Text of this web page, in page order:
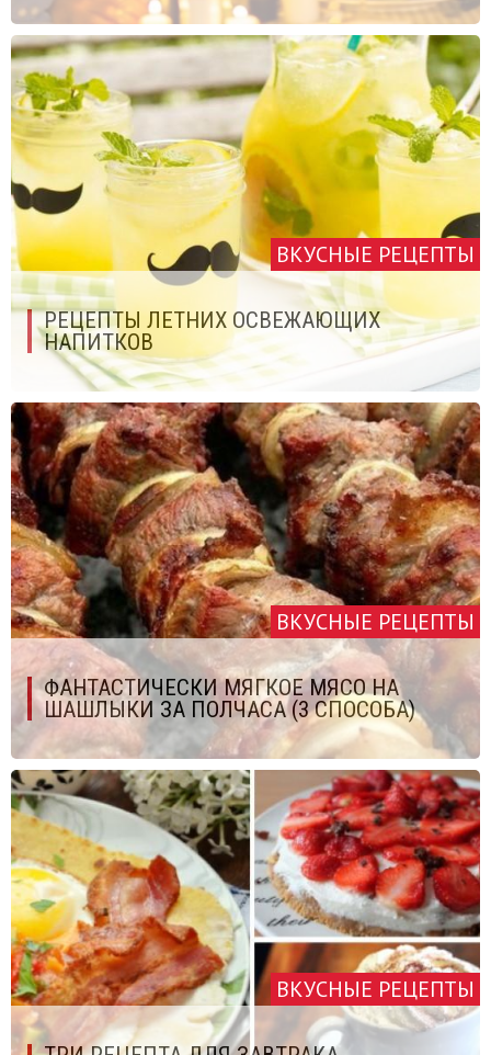
ВКУСНЫЕ РЕЦЕПТЫ
PЕЦЕПТЫ ЛЕТНИХ ОСВЕЖАЮЩИХ
НАПИТКОВ
ВКУСНЫЕ РЕЦЕПТЫ
ФАНТАСТИЧЕСКИ МЯГКОЕ МЯСО НА
ШАШЛЫКИ ЗА ПОЛЧАСА (3 СПОСОБА)
ВКУСНЫЕ РЕЦЕПТЫ